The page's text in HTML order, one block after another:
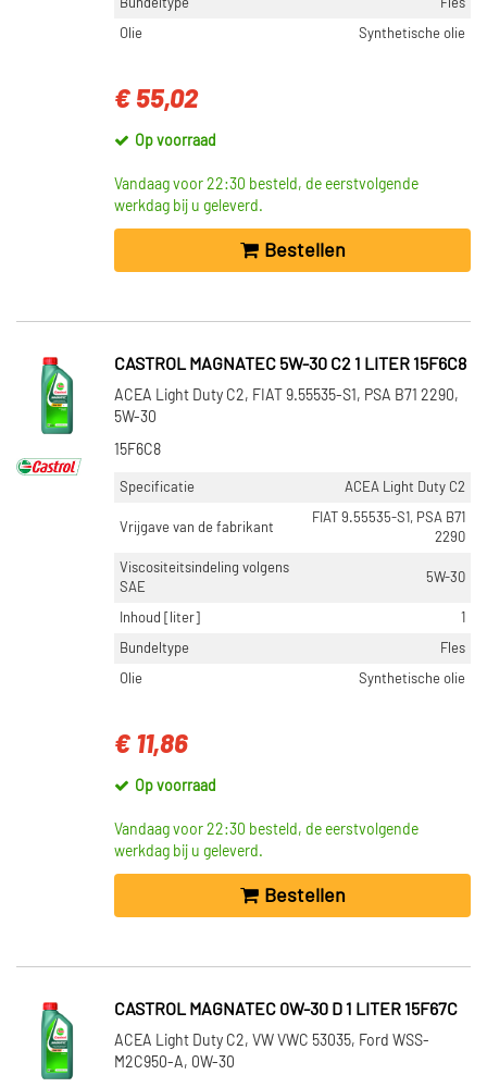
Bundeltype
Fles
Olie
Synthetische olie
€ 55,02
Op voorraad
Vandaag voor 22:30 besteld, de eerstvolgende
werkdag bij u geleverd.
Bestellen
CASTROL MAGNATEC 5W-30 C2 1 LITER 15F6C8
ACEA Light Duty C2, FIAT 9.55535-S1, PSA B71 2290,
5W-30
15F6C8
Specificatie ACEA Light Duty C2
Vrijgave van de fabrikant
FIAT 9.55535-S1, PSA B71
2290
Viscositeitsindeling volgens
SAE
5W-30
Inhoud [liter]
1
Bundeltype
Fles
Olie
Synthetische olie
€ 11,86
Op voorraad
Vandaag voor 22:30 besteld, de eerstvolgende
werkdag bij u geleverd.
Bestellen
CASTROL MAGNATEC 0W-30 D 1 LITER 15F67C
ACEA Light Duty C2, VW VWC 53035, Ford WSS-
M2C950-A, 0W-30